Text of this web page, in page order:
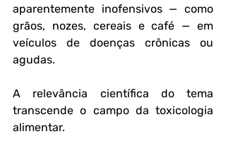
aparentemente inofensivos — como
grãos, nozes, cereais e café — em
veículos de doenças crônicas ou
agudas.
A relevância científica do tema
transcende o campo da toxicologia
alimentar.